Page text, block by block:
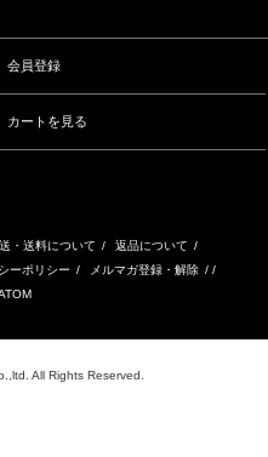
会員登録
カートを見る
・送料について / 返品について /
ーポリシー / メルマガ登録・解除 / /
All Rights Reserved.